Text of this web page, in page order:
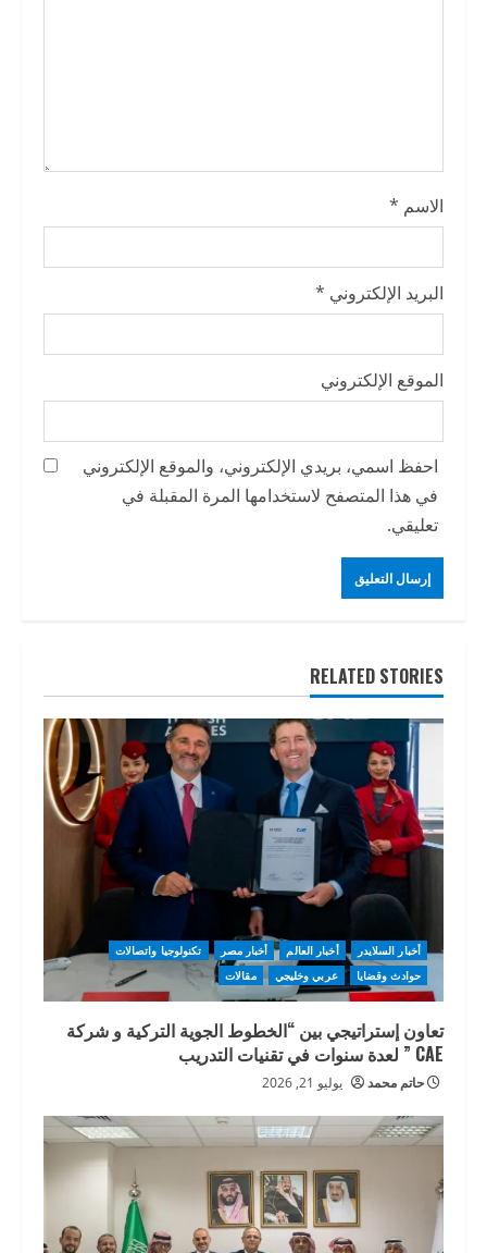
الاسم *
البريد الإلكتروني *
الموقع الإلكتروني
احفظ اسمي، بريدي الإلكتروني، والموقع الإلكتروني
في هذا المتصفح لاستخدامها المرة المقبلة في
تعليقي.
RELATED STORIES
أخبار السلايدر أخبار العالم أخبار مصر
تكنولوجيا واتصالات
حوادث وقضايا
عربي وخليجي مقالات
تعاون إستراتيجي بين “الخطوط الجوية التركية و شركة
CAE ” لعدة سنوات في تقنيات التدريب
حاتم محمد يوليو 21, 2026